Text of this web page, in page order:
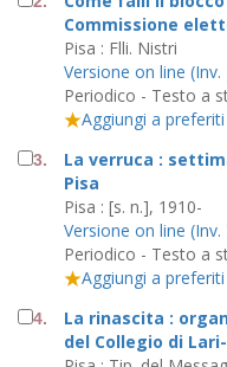
Commissione
Pisa : Flli. Nistri
Versione on line (Inv.
Periodico - Testo a
Aggiungi a preferiti
3.
La verruca :
Pisa
Pisa : [s. n.], 1910-
Versione on line (Inv.
Periodico - Testo a
Aggiungi a preferiti
4.
La rinascita :
del Collegio di